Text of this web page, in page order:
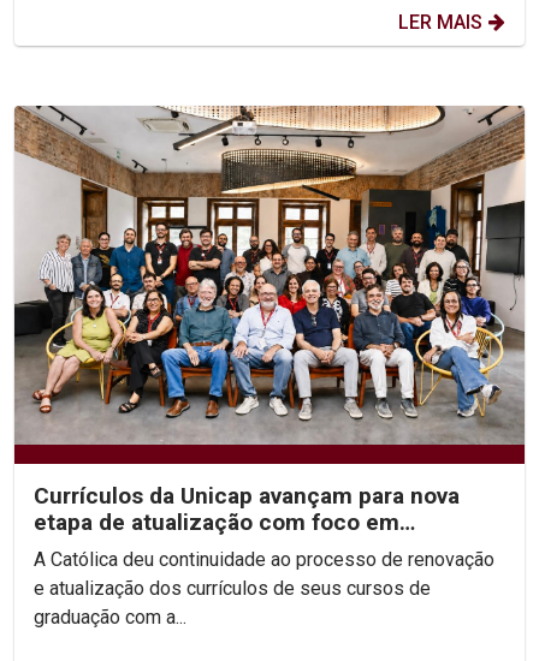
LER MAIS
Currículos da Unicap avançam para nova
etapa de atualização com foco em
competências e habilidades
A Católica deu continuidade ao processo de renovação
e atualização dos currículos de seus cursos de
graduação com a...